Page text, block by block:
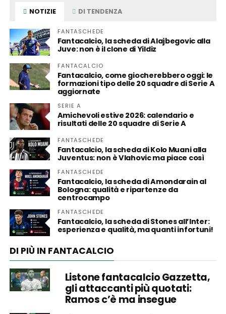
NOTIZIE DI TENDENZA
FANTASCHEDE
Fantacalcio, la scheda di Alajbegovic alla
Juve: non è il clone di Yildiz
FANTACALCIO
Fantacalcio, come giocherebbero oggi: le
formazioni tipo delle 20 squadre di Serie A
aggiornate
SERIE A
Amichevoli estive 2026: calendario e
risultati delle 20 squadre di Serie A
FANTASCHEDE
Fantacalcio, la scheda di Kolo Muani alla
Juventus: non è Vlahovic ma piace così
FANTASCHEDE
Fantacalcio, la scheda di Amondarain al
Bologna: qualità e ripartenze da
centrocampo
FANTASCHEDE
Fantacalcio, la scheda di Stones all’Inter:
esperienza e qualità, ma quanti infortuni!
DI PIÙ IN FANTACALCIO
Listone fantacalcio Gazzetta,
gli attaccanti più quotati:
Ramos c’è ma insegue